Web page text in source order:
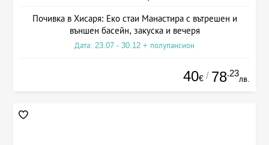
Почивка в Хисаря: Еко стаи Манастира с вътрешен и
външен басейн, закуска и вечеря
Дата: 23.07 - 30.12 + полупансион
40€ / 78.23
лв.